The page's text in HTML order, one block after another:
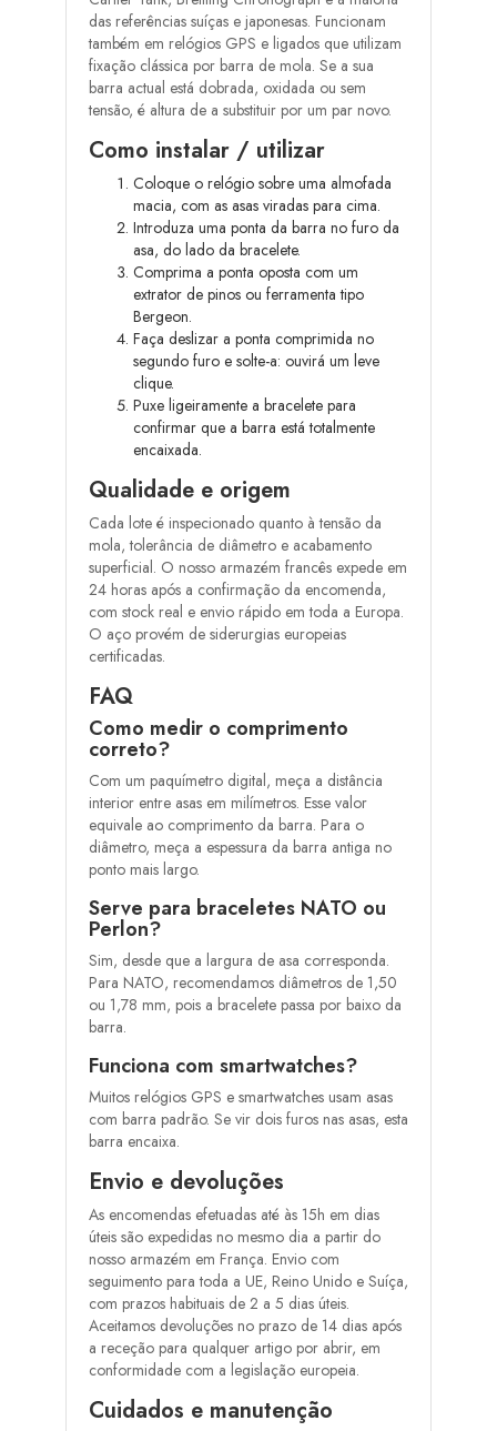
das referências suíças e japonesas. Funcionam
também em relógios GPS e ligados que utilizam
fixação clássica por barra de mola. Se a sua
barra actual está dobrada, oxidada ou sem
tensão, é altura de a substituir por um par novo.
Como instalar / utilizar
Coloque o relógio sobre uma almofada
macia, com as asas viradas para cima.
Introduza uma ponta da barra no furo da
asa, do lado da bracelete.
Comprima a ponta oposta com um
extrator de pinos ou ferramenta tipo
Bergeon.
Faça deslizar a ponta comprimida no
segundo furo e solte-a: ouvirá um leve
clique.
Puxe ligeiramente a bracelete para
confirmar que a barra está totalmente
encaixada.
Qualidade e origem
Cada lote é inspecionado quanto à tensão da
mola, tolerância de diâmetro e acabamento
superficial. O nosso armazém francês expede em
24 horas após a confirmação da encomenda,
com stock real e envio rápido em toda a Europa.
O aço provém de siderurgias europeias
certificadas.
FAQ
Como medir o comprimento
correto?
Com um paquímetro digital, meça a distância
interior entre asas em milímetros. Esse valor
equivale ao comprimento da barra. Para o
diâmetro, meça a espessura da barra antiga no
ponto mais largo.
Serve para braceletes NATO ou
Perlon?
Sim, desde que a largura de asa corresponda.
Para NATO, recomendamos diâmetros de 1,50
ou 1,78 mm, pois a bracelete passa por baixo da
barra.
Funciona com smartwatches?
Muitos relógios GPS e smartwatches usam asas
com barra padrão. Se vir dois furos nas asas, esta
barra encaixa.
Envio e devoluções
As encomendas efetuadas até às 15h em dias
úteis são expedidas no mesmo dia a partir do
nosso armazém em França. Envio com
seguimento para toda a UE, Reino Unido e Suíça,
com prazos habituais de 2 a 5 dias úteis.
Aceitamos devoluções no prazo de 14 dias após
a receção para qualquer artigo por abrir, em
conformidade com a legislação europeia.
Cuidados e manutenção